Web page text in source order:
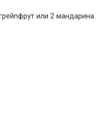
или 2 мандарина.